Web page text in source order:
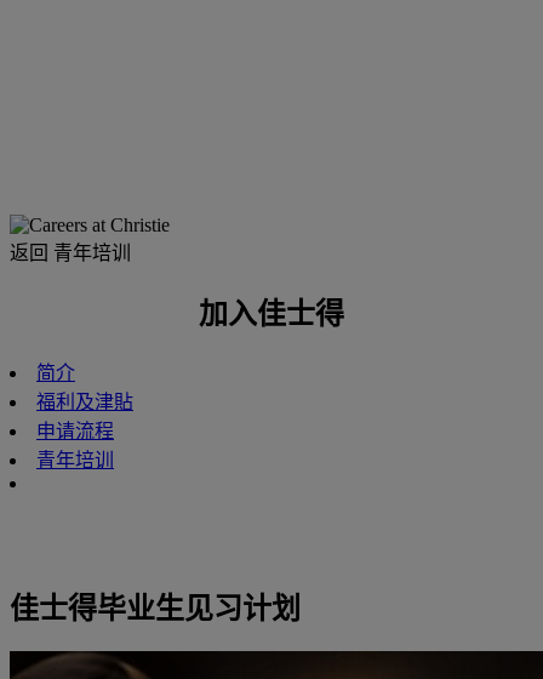
返回 青年培训
加入佳士得
简介
福利及津貼
申请流程
青年培训
佳士得毕业生见习计划